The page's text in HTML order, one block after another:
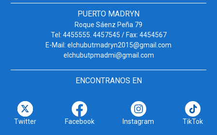
PUERTO MADRYN
Roque Sáenz Peña 79
Tel: 4455555. 4457545 / Fax: 4454567
E-Mail: elchubutmadryn2015@gmail.com
elchubutpmadmi@gmail.com
ENCONTRANOS EN
Twitter Facebook Instagram TikTok